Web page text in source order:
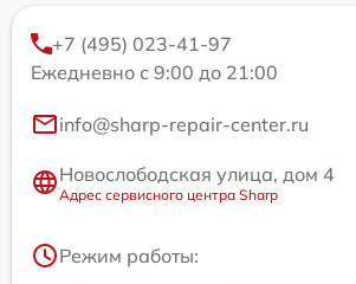
+7 (495) 023-41-97
Ежедневно с 9:00 до 21:00
info@sharp-repair-center.ru
Новослободская улица, дом 4
Адрес сервисного центра Sharp
Режим работы: